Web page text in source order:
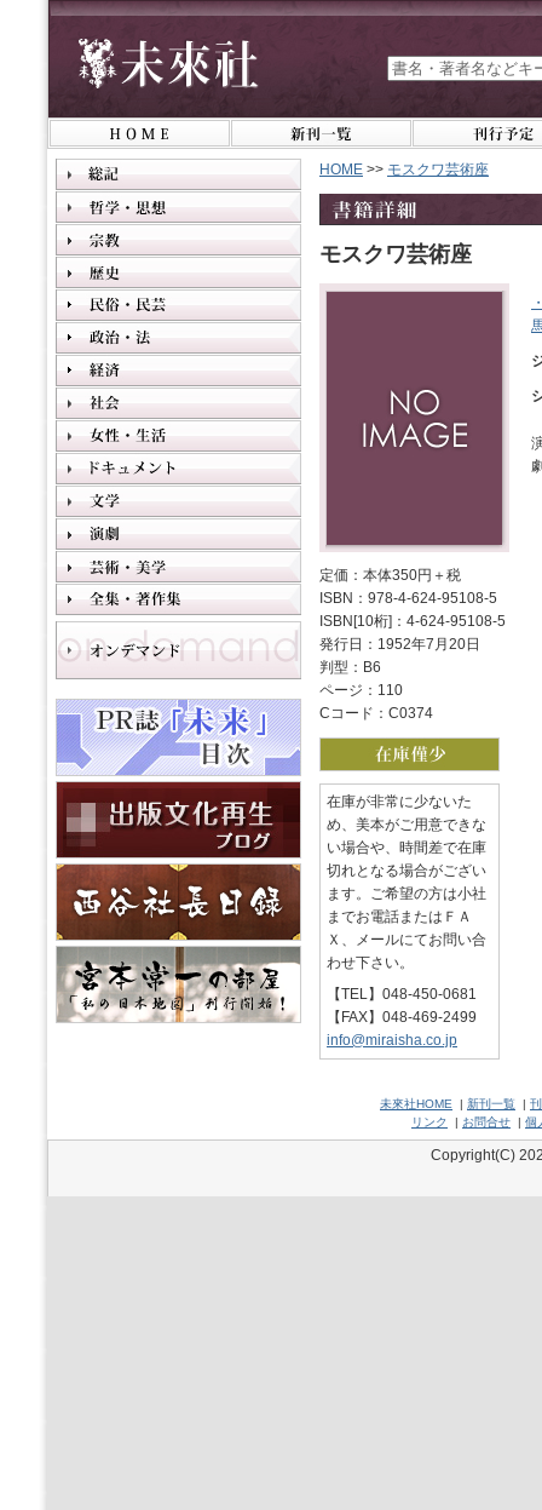
HOME >> モスクワ芸術座
モスクワ芸術座
定価：本体350円＋税
ISBN：978-4-624-95108-5
ISBN[10桁]：4-624-95108-5
発行日：1952年7月20日
判型：B6
ページ：110
Cコード：C0374
在庫が非常に少ないた
め、美本がご用意できな
い場合や、時間差で在庫
切れとなる場合がござい
ます。ご希望の方は小社
までお電話またはＦＡ
Ｘ、メールにてお問い合
わせ下さい。
【TEL】048-450-0681
【FAX】048-469-2499
info@miraisha.co.jp
未來社HOME | 新刊一覧 |
リンク
| お問合せ | 個
Copyright(C)